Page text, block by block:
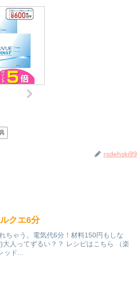
rsdehski99
クエ6分
ちゃう。電気代6分！材料150円もしな
人ってずるい？？ レシピはこちら （楽
ド...